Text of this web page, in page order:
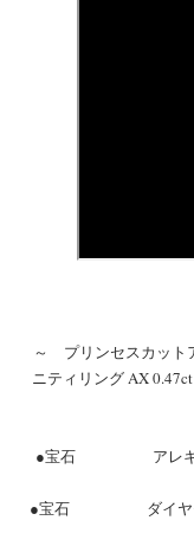
～ プリンセスカット
ニティリング AX
●宝石 アレキ
●宝石 ダイヤ